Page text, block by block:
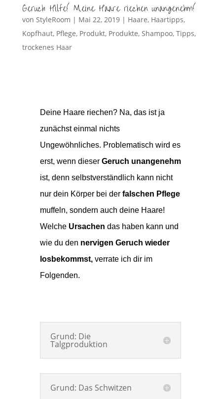
Geruch Hilfe! Meine Haare riechen unangenehm!
von StyleRoom | Mai 22, 2019| Haare, Haartipps,
Kopfhaut, Pflege, Produkt, Produkte, Shampoo, Tipps,
trockenes Haar
Deine Haare riechen? Na, das ist ja
zunächst einmal nichts
Ungewöhnliches. Problematisch wird es
erst, wenn dieser Geruch unangenehm
ist, denn selbstverständlich kann nicht
nur dein Körper bei der falschen Pflege
muffeln, sondern auch deine Haare!
Welche Ursachen das haben kann und
wie du den nervigen Geruch wieder
losbekommst,verrate ich dir im
Folgenden.
Grund: Die
Talgproduktion
Grund: Das Schwitzen